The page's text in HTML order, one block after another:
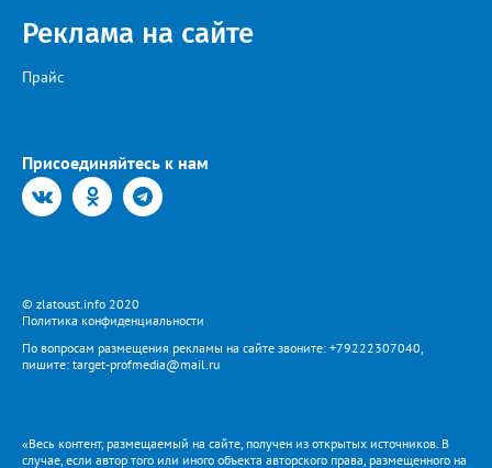
Реклама на сайте
Прайс
Присоединяйтесь к нам
© zlatoust.info 2020
Политика конфиденциальности
По вопросам размещения рекламы на сайте звоните: +79222307040,
пишите: target-profmedia@mail.ru
«Весь контент, размещаемый на сайте, получен из открытых источников. В
случае, если автор того или иного объекта авторского права, размещенного на